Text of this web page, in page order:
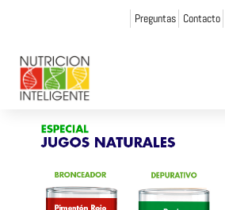
Preguntas Contacto
jugos_naturales
porWeb Admin NI